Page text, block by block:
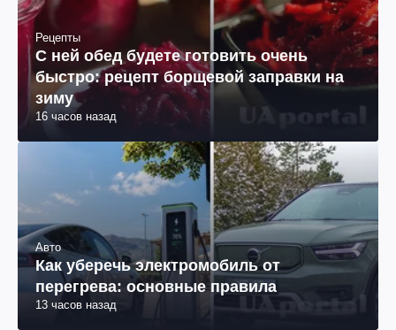
Рецепты
С ней обед будете готовить очень
быстро: рецепт борщевой заправки на
зиму
16 часов назад
Авто
Как уберечь электромобиль от
перегрева: основные правила
13 часов назад